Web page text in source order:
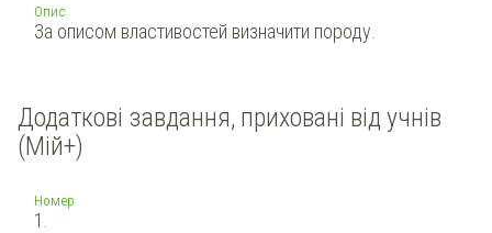
Опис
За описом властивостей визначити породу.
Додаткові завдання, приховані від учнів
(Мій+)
Номер
1.